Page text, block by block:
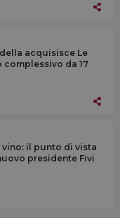
acquisisce Le
complessivo da 17
il punto di vista
presidente Fivi